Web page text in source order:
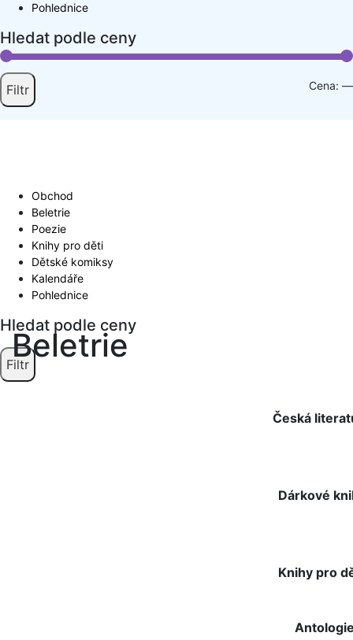
Pohlednice
Hledat podle ceny
Filtr Cena: —
Obchod
Beletrie
Poezie
Knihy pro děti
Dětské komiksy
Kalendáře
Pohlednice
Hledat podle ceny
Filtr
Beletrie
Česká
Dárkové
Knihy pro